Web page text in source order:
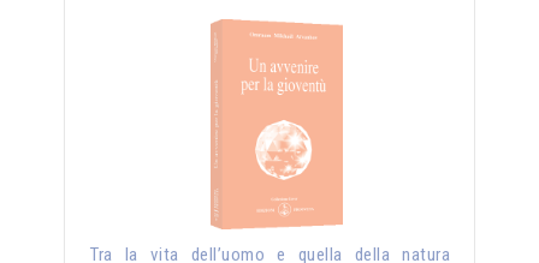
Tra la vita dell’uomo e quella della natura